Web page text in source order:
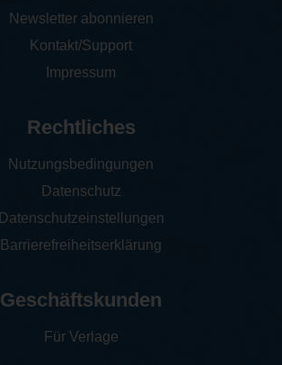
Newsletter abonnieren
Kontakt/Support
Impressum
Rechtliches
Nutzungsbedingungen
Datenschutz
Datenschutzeinstellungen
Barrierefreiheitserklärung
Geschäftskunden
Für Verlage